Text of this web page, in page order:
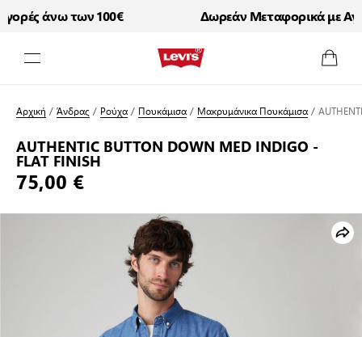
άνω των 100€ Δωρεάν Μεταφορικά με
Αρχική /Άνδρας / Ρούχα/ Πουκάμισα/ Μακρυμάνικα Πουκάμισα/
AUTHENTIC BUTTON DOWN MED INDIGO -
FLAT FINISH
75,00 €